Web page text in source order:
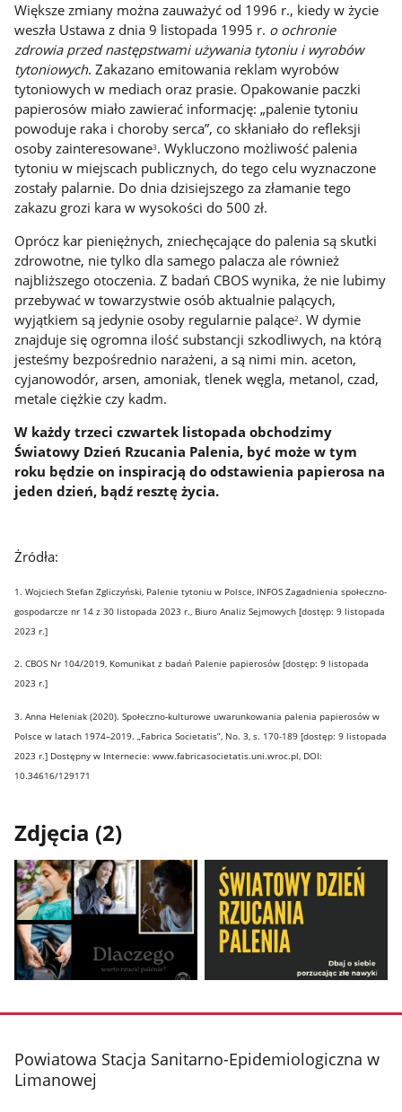
Większe zmiany można zauważyć od 1996 r., kiedy w życie
weszła Ustawa z dnia 9 listopada 1995 r. o ochronie
zdrowia przed następstwami używania tytoniu i wyrobów
tytoniowych. Zakazano emitowania reklam wyrobów
tytoniowych w mediach oraz prasie. Opakowanie paczki
papierosów miało zawierać informację: „palenie tytoniu
powoduje raka i choroby serca”, co skłaniało do refleksji
osoby zainteresowane3. Wykluczono możliwość palenia
tytoniu w miejscach publicznych, do tego celu wyznaczone
zostały palarnie. Do dnia dzisiejszego za złamanie tego
zakazu grozi kara w wysokości do 500 zł.
Oprócz kar pieniężnych, zniechęcające do palenia są skutki
zdrowotne, nie tylko dla samego palacza ale również
najbliższego otoczenia. Z badań CBOS wynika, że nie lubimy
przebywać w towarzystwie osób aktualnie palących,
wyjątkiem są jedynie osoby regularnie palące2. W dymie
znajduje się ogromna ilość substancji szkodliwych, na którą
jesteśmy bezpośrednio narażeni, a są nimi min. aceton,
cyjanowodór, arsen, amoniak, tlenek węgla, metanol, czad,
metale ciężkie czy kadm.
W każdy trzeci czwartek listopada obchodzimy
Światowy Dzień Rzucania Palenia, być może w tym
roku będzie on inspiracją do odstawienia papierosa na
jeden dzień, bądź resztę życia.
Żródła:
1. Wojciech Stefan Zgliczyński, Palenie tytoniu w Polsce, INFOS Zagadnienia społeczno-
gospodarcze nr 14 z 30 listopada 2023 r., Biuro Analiz Sejmowych [dostęp: 9 listopada
2023 r.]
2. CBOS Nr 104/2019, Komunikat z badań Palenie papierosów [dostęp: 9 listopada
2023 r.]
3. Anna Heleniak (2020). Społeczno-kulturowe uwarunkowania palenia papierosów w
Polsce w latach 1974–2019. „Fabrica Societatis”, No. 3, s. 170-189 [dostęp: 9 listopada
2023 r.] Dostępny w Internecie: www.fabricasocietatis.uni.wroc.pl, DOI:
10.34616/129171
Zdjęcia (2)
zdjęcie
galerii.
zdjęcie
galerii.
stopka
Powiatowa Stacja Sanitarno-Epidemiologiczna w
Limanowej